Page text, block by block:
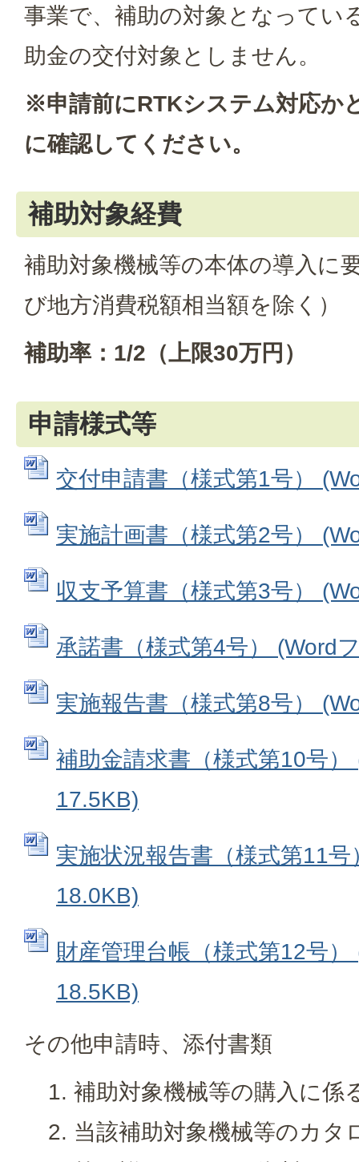
事業で、補助の対象となってい
助金の交付対象としません。
※申請前にRTKシステム対応か
に確認してください。
補助対象経費
補助対象機械等の本体の導入に
び地方消費税額相当額を除く）
補助率：1/2（上限30万円）
申請様式等
交付申請書（様式第1号）
実施計画書（様式第2号）
収支予算書（様式第3号）
承諾書（様式第4号） (Word
実施報告書（様式第8号）
補助金請求書（様式第10号
17.5KB)
実施状況報告書（様式第11
18.0KB)
財産管理台帳（様式第12号
18.5KB)
その他申請時、添付書類
補助対象機械等の購入に係
当該補助対象機械等のカタ